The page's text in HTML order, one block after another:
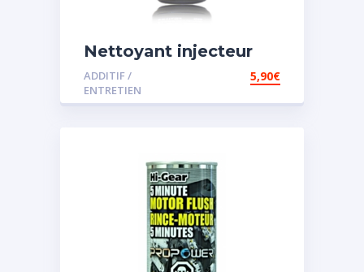
Nettoyant injecteur
diesel
ADDITIF /
ENTRETIEN
5,90€